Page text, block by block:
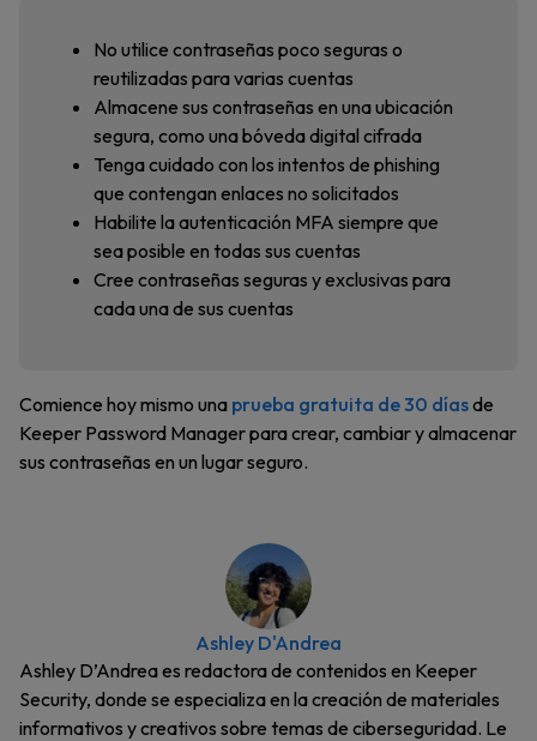
No utilice contraseñas poco seguras o
reutilizadas para varias cuentas
Almacene sus contraseñas en una ubicación
segura, como una bóveda digital cifrada
Tenga cuidado con los intentos de phishing
que contengan enlaces no solicitados
Habilite la autenticación MFA siempre que
sea posible en todas sus cuentas
Cree contraseñas seguras y exclusivas para
cada una de sus cuentas
Comience hoy mismo una prueba gratuita de 30 díasde
Keeper Password Manager para crear, cambiar y almacenar
sus contraseñas en un lugar seguro.
Ashley D'Andrea
Ashley D’Andrea es redactora de contenidos en Keeper
Security, donde se especializa en la creación de materiales
informativos y creativos sobre temas de ciberseguridad. Le